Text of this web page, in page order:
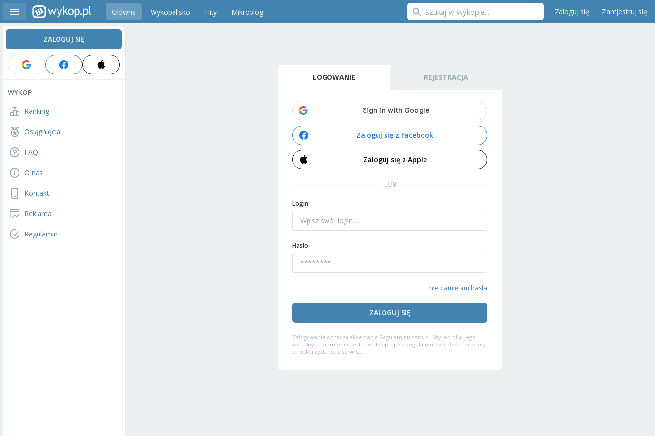
Główna Wykopalisko Hity Mikroblog Zaloguj się Zarejestruj się
ZALOGUJ SIĘ
WYKOP
Ranking
Osiągnięcia
FAQ
O nas
Kontakt
Reklama
Regulamin
LOGOWANIE REJESTRACJA
Zaloguj się z Facebook
Zaloguj się z Apple
LUB
Login
Hasło
nie pamiętam hasła
ZALOGUJ SIĘ
Zalogowanie oznacza akceptację Regulaminu serwisu Wykop.pl w jego
aktualnym brzmieniu. Jeśli nie akceptujesz Regulaminu w całości, prosimy
o niekorzystanie z serwisu.